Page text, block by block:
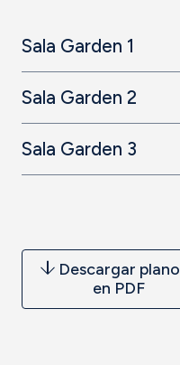
Sala Garden 1
Sala Garden 2
Sala Garden 3
Descargar plano
en PDF